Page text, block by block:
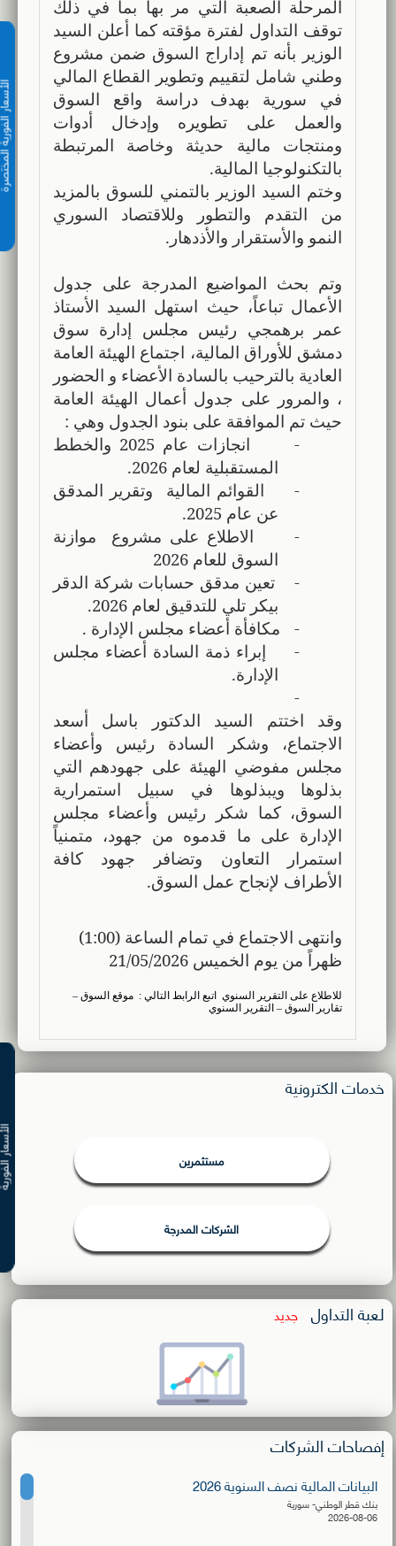
الأسعار
المرحلة الصعبة التي مر بها بما في ذلك
توقف التداول لفترة مؤقته كما أعلن السيد
الوزير بأنه تم إداراج السوق ضمن مشروع
وطني شامل لتقييم وتطوير القطاع المالي
في سورية بهدف دراسة واقع السوق
والعمل على تطويره وإدخال أدوات
ومنتجات مالية حديثة وخاصة المرتبطة
بالتكنولوجيا المالية.
وختم السيد الوزير بالتمني للسوق بالمزيد
من التقدم والتطور وللاقتصاد السوري
النمو والأستقرار والأذدهار.
وتم بحث المواضيع المدرجة على جدول
الأعمال تباعاً، حيث استهل السيد الأستاذ
عمر برهمجي رئيس مجلس إدارة سوق
دمشق للأوراق المالية، اجتماع الهيئة العامة
العادية بالترحيب بالسادة الأعضاء و الحضور
، والمرور على جدول أعمال الهيئة العامة
حيث تم الموافقة على بنود الجدول وهي :
-
انجازات عام 2025 والخطط
المستقبلية لعام 2026.
-
القوائم المالية وتقرير المدقق
عن عام 2025.
-
الاطلاع على مشروع
موازنة
السوق للعام 2026
-
تعين مدقق حسابات شركة الدقر
بيكر تلي للتدقيق لعام 2026.
-
مكافأة أعضاء مجلس الإدارة .
-
إبراء ذمة السادة أعضاء مجلس
الإدارة.
-
وقد اختتم السيد الدكتور باسل أسعد
الاجتماع، وشكر السادة رئيس وأعضاء
مجلس مفوضي الهيئة على جهودهم التي
بذلوها ويبذلوها في سبيل استمرارية
السوق، كما شكر رئيس وأعضاء مجلس
الإدارة على ما قدموه من جهود، متمنياً
استمرار التعاون وتضافر جهود كافة
الأطراف لإنجاح عمل السوق.
وانتهى الاجتماع في تمام الساعة (1:00)
ظهراً من يوم الخميس 21/05/2026
للاطلاع على التقرير السنوي اتبع الرابط التالي : موقع السوق –
تقارير السوق – التقرير السنوي
خدمات الكترونية
مستثمرين
الشركات المدرجة
لعبة التداول جديد
إفصاحات الشركات
البيانات المالية نصف السنوية 2026
بنك قطر الوطني- سورية
2026-08-06